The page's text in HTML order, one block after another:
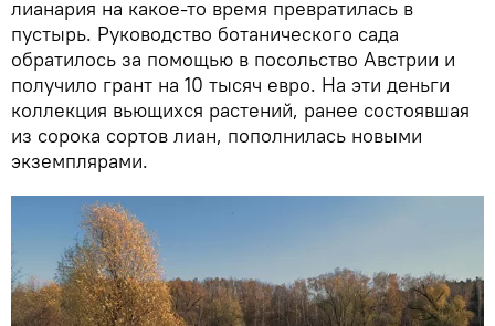
лианария на какое-то время превратилась в
пустырь. Руководство ботанического сада
обратилось за помощью в посольство Австрии и
получило грант на 10 тысяч евро. На эти деньги
коллекция вьющихся растений, ранее состоявшая
из сорока сортов лиан, пополнилась новыми
экземплярами.